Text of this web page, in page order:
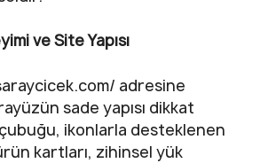
ve Site Yapısı
adresine
sade yapısı dikkat
ikonlarla desteklenen
kartları, zihinsel yük